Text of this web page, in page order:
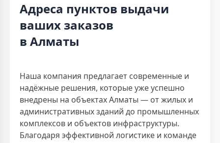
Адреса пунктов выдачи
ваших заказов
в Алматы
Наша компания предлагает современные и
надёжные решения, которые уже успешно
внедрены на объектах Алматы — от жилых и
административных зданий до промышленных
комплексов и объектов инфраструктуры.
Благодаря эффективной логистике и команде